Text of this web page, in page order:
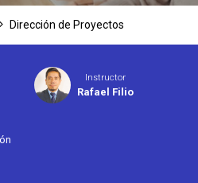
Dirección de Proyectos
Instructor
Rafael Filio